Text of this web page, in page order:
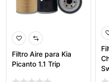
Filtro Aire para Kia
Picanto 1.1 Trip